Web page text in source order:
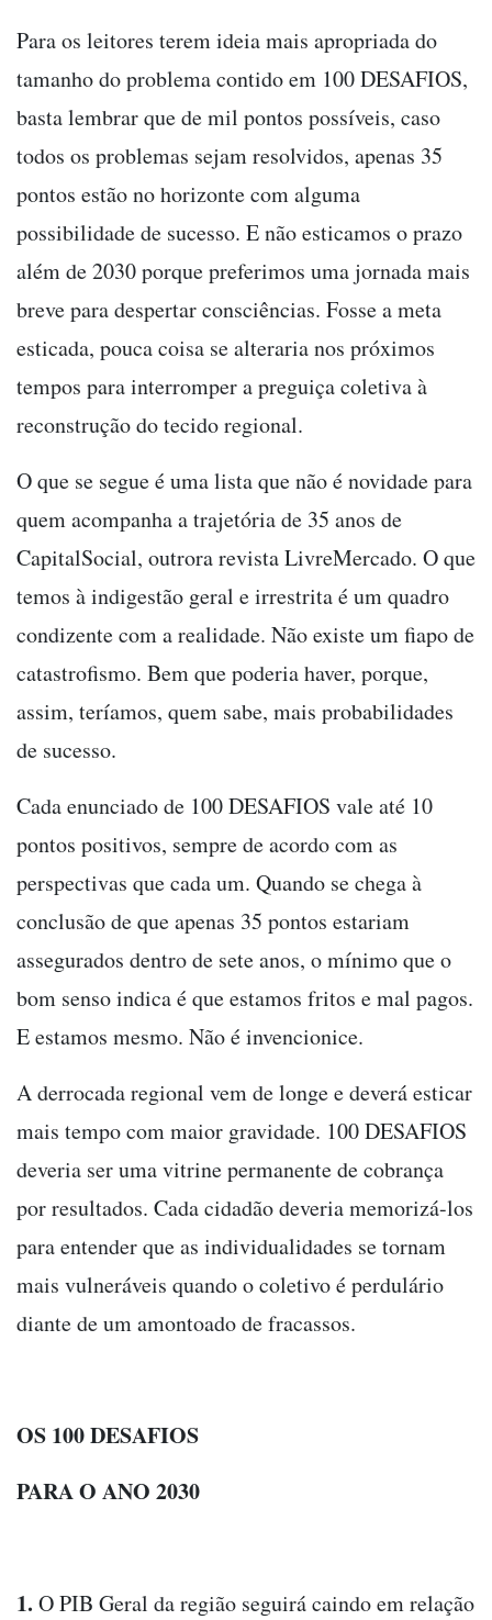
Para os leitores terem ideia mais apropriada do
tamanho do problema contido em 100 DESAFIOS,
basta lembrar que de mil pontos possíveis, caso
todos os problemas sejam resolvidos, apenas 35
pontos estão no horizonte com alguma
possibilidade de sucesso. E não esticamos o prazo
além de 2030 porque preferimos uma jornada mais
breve para despertar consciências. Fosse a meta
esticada, pouca coisa se alteraria nos próximos
tempos para interromper a preguiça coletiva à
reconstrução do tecido regional.
O que se segue é uma lista que não é novidade para
quem acompanha a trajetória de 35 anos de
CapitalSocial, outrora revista LivreMercado. O que
temos à indigestão geral e irrestrita é um quadro
condizente com a realidade. Não existe um fiapo de
catastrofismo. Bem que poderia haver, porque,
assim, teríamos, quem sabe, mais probabilidades
de sucesso.
Cada enunciado de 100 DESAFIOS vale até 10
pontos positivos, sempre de acordo com as
perspectivas que cada um. Quando se chega à
conclusão de que apenas 35 pontos estariam
assegurados dentro de sete anos, o mínimo que o
bom senso indica é que estamos fritos e mal pagos.
E estamos mesmo. Não é invencionice.
A derrocada regional vem de longe e deverá esticar
mais tempo com maior gravidade. 100 DESAFIOS
deveria ser uma vitrine permanente de cobrança
por resultados. Cada cidadão deveria memorizá-los
para entender que as individualidades se tornam
mais vulneráveis quando o coletivo é perdulário
diante de um amontoado de fracassos.
OS 100 DESAFIOS
PARA O ANO 2030
1. O PIB Geral da região seguirá caindo em relação